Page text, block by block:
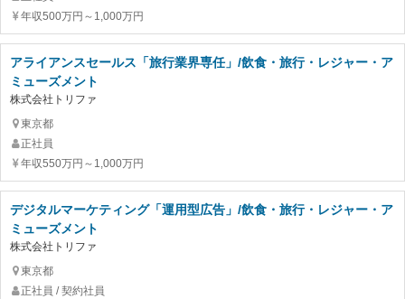
年収500万円～1,000万円
アライアンスセールス「旅行業界専任」/飲食・旅行・レジャー・ア
ミューズメント
株式会社トリファ
東京都
正社員
年収550万円～1,000万円
デジタルマーケティング「運用型広告」/飲食・旅行・レジャー・ア
ミューズメント
株式会社トリファ
東京都
正社員 / 契約社員